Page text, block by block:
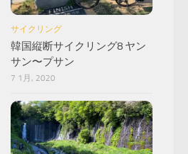
サイクリング
韓国縦断サイクリング8 ヤン
サン〜プサン
7 1月, 2020